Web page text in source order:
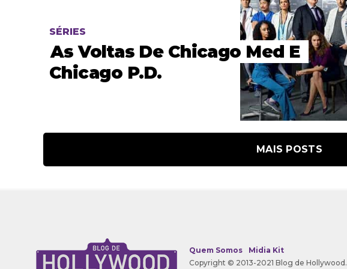
SÉRIES
As Voltas De Chicago Med E
Chicago P.D.
MAIS POSTS
Quem Somos
Midia Kit
Copyright © 2013-2021 Blog de Hollywood.